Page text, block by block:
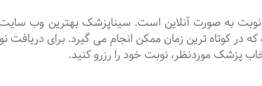
به صورت آنلاین است. سیناپزشک بهترین وب
ترین زمان ممکن انجام می گیرد. برای دریافت
پزشک موردنظر، نوبت خود را رزرو کنید.